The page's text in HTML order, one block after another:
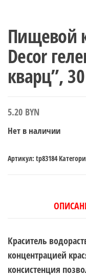
Пищевой
Decor
кварц”,
5.20 BYN
Нет в наличии
Артикул: tp83184
Краситель
концентрацией
консистенция